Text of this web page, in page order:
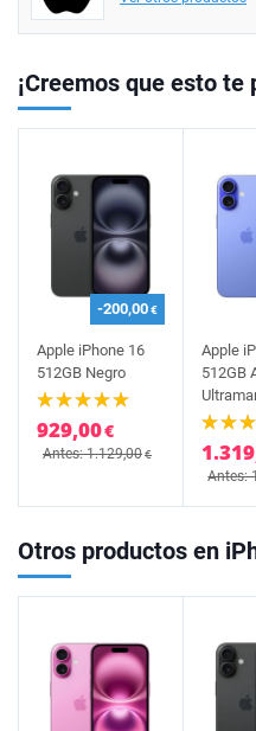
¡Creemos que esto
-200,00€
Apple iPhone 16
512GB Negro
929,00€
Antes: 1.129,00€
Apple
512GB
Antes:
Otros productos en